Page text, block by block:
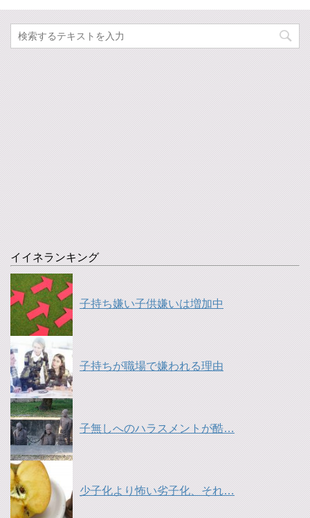
イイネランキング
子持ち嫌い子供嫌いは増加中
子持ちが職場で嫌われる理由
子無しへのハラスメントが酷…
少子化より怖い劣子化、それ…